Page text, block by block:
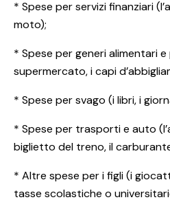
* Spese per servizi finanziari
moto);
* Spese per generi alimentari
supermercato, i capi
* Spese per svago (i libri, i
* Spese per trasporti e auto
biglietto del treno, il
* Altre spese per i figli (i
tasse scolastiche o